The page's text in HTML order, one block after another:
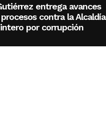
entrega avances
contra la Alcaldía
por corrupción